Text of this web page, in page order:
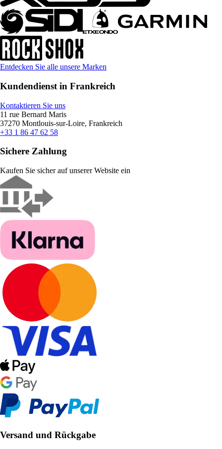
Entdecken Sie alle unsere Marken
Kundendienst in Frankreich
Kontaktieren Sie uns
11 rue Bernard Maris
37270 Montlouis-sur-Loire, Frankreich
+33 1 86 47 62 58
Sichere Zahlung
Kaufen Sie sicher auf unserer Website ein
Versand und Rückgabe